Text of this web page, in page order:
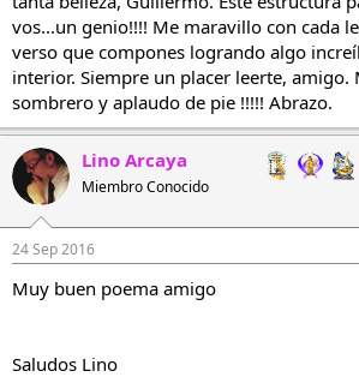
vos...un genio!!!! Me maravillo con cada
verso que compones logrando algo
interior. Siempre un placer leerte, amigo.
sombrero y aplaudo de pie !!!!! Abrazo.
Lino Arcaya
Miembro Conocido
24 Sep 2016
Muy buen poema amigo
Saludos Lino